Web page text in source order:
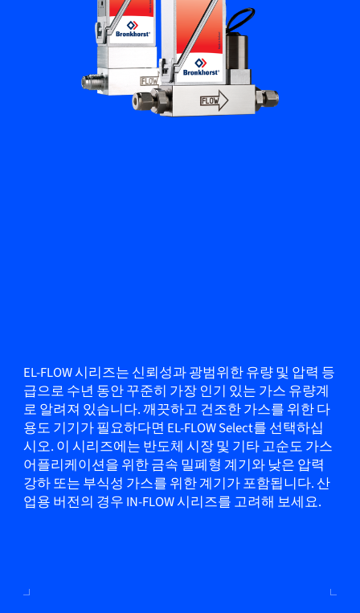
EL-FLOW 시리즈는 신뢰성과 광범위한 유량 및 압력 등
급으로 수년 동안 꾸준히 가장 인기 있는 가스 유량계
로 알려져 있습니다. 깨끗하고 건조한 가스를 위한 다
용도 기기가 필요하다면 EL-FLOW Select를 선택하십
시오. 이 시리즈에는 반도체 시장 및 기타 고순도 가스
어플리케이션을 위한 금속 밀폐형 계기와 낮은 압력
강하 또는 부식성 가스를 위한 계기가 포함됩니다. 산
업용 버전의 경우 IN-FLOW 시리즈를 고려해 보세요.